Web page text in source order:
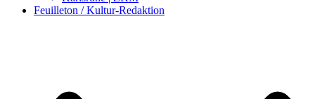
Feuilleton / Kultur-Redaktion